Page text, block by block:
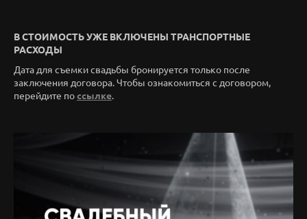
В СТОИМОСТЬ УЖЕ ВКЛЮЧЕНЫ ТРАНСПОРТНЫЕ
РАСХОДЫ
Дата для съемки свадьбы бронируется только после
заключения договора. Чтобы ознакомиться с договором,
перейдите поссылке.